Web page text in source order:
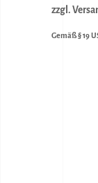
zzgl.
Gemäß § 19